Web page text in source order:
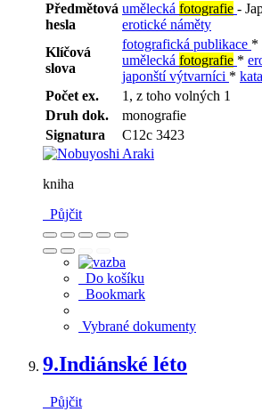
Předmětová
hesla
umělecká fotografie -
erotické náměty
Klíčová
slova
fotografická publikace *
umělecká fotografie *
japonští výtvarníci *
Počet ex.
1, z toho volných 1
Druh dok.
monografie
Signatura
C12c 3423
kniha
Půjčit
Do košíku
Bookmark
Vybrané dokumenty
9.Indiánské léto
Půjčit